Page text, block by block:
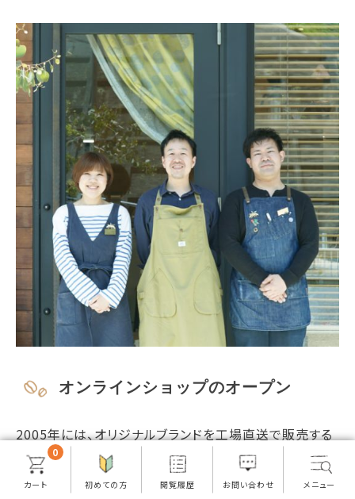
オンラインショップのオープン
2005年には、オリジナルブランドを工場直送で販売する
「TSUJIMOTO coffee 楽天市場店」をオープンいたしま
した。
オンラインショップでは、ドリップコーヒー、スペシャルテ
0